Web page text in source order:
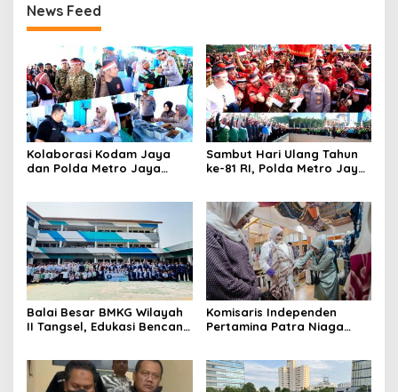
News Feed
Kolaborasi Kodam Jaya
dan Polda Metro Jaya
Sambut Hari Ulang Tahun
ke-81 RI, Polda Metro Jaya
Balai Besar BMKG Wilayah
II Tangsel, Edukasi Bencana
23
Komisaris Independen
Pertamina Patra Niaga
Sentuhan Kemanusiaan dan
Keberlanjutan